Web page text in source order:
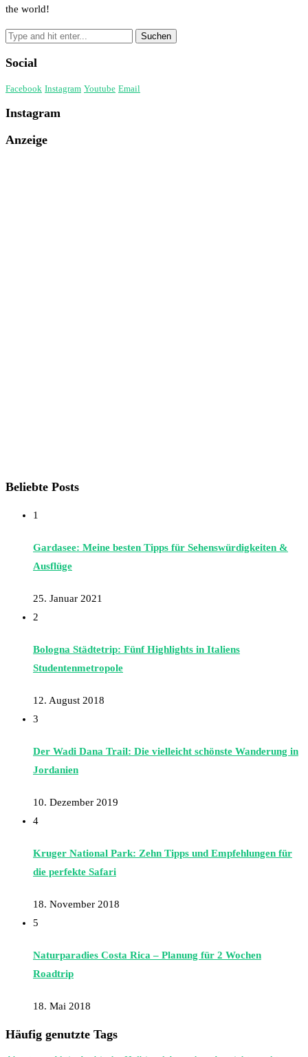
the world!
Social
Facebook Instagram Youtube Email
Instagram
Anzeige
Beliebte Posts
1
Gardasee: Meine besten Tipps für Sehenswürdigkeiten &
Ausflüge
25. Januar 2021
2
Bologna Städtetrip: Fünf Highlights in Italiens
Studentenmetropole
12. August 2018
3
Der Wadi Dana Trail: Die vielleicht schönste Wanderung in
Jordanien
10. Dezember 2019
4
Kruger National Park: Zehn Tipps und Empfehlungen für
die perfekte Safari
18. November 2018
5
Naturparadies Costa Rica – Planung für 2 Wochen
Roadtrip
18. Mai 2018
Häufig genutzte Tags